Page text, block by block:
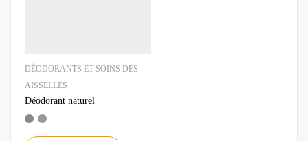
DÉODORANTS ET SOINS DES
AISSELLES
Déodorant naturel